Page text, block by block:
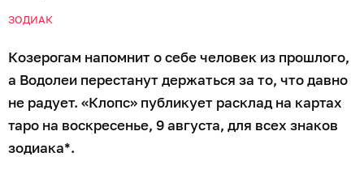
ЗОДИАК
Козерогам напомнит о себе человек из прошлого,
а Водолеи перестанут держаться за то, что давно
не радует. «Клопс» публикует расклад на картах
таро на воскресенье, 9 августа, для всех знаков
зодиака*.